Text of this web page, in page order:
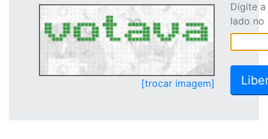
[trocar imagem]
Digite
lado no